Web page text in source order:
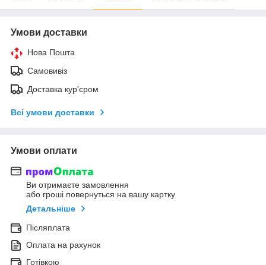
Умови доставки
Нова Пошта
Самовивіз
Доставка кур'єром
Всі умови доставки
Умови оплати
Ви отримаєте замовлення
або гроші повернуться на вашу картку
Детальніше
Післяплата
Оплата на рахунок
Готівкою